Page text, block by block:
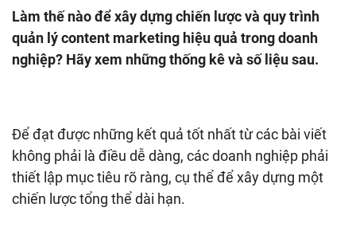
Làm thế nào để xây dựng chiến lược và quy trình
quản lý content marketing hiệu quả trong doanh
nghiệp? Hãy xem những thống kê và số liệu sau.
Để đạt được những kết quả tốt nhất từ các bài viết
không phải là điều dễ dàng, các doanh nghiệp phải
thiết lập mục tiêu rõ ràng, cụ thể để xây dựng một
chiến lược tổng thể dài hạn.